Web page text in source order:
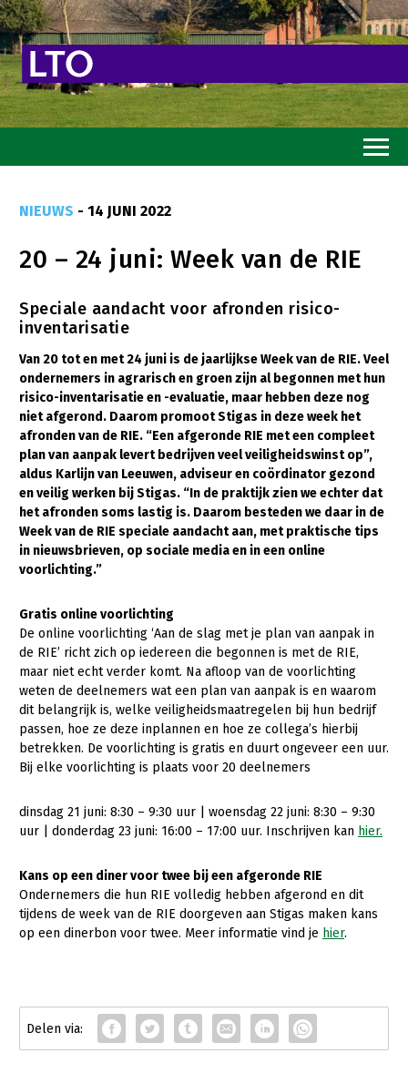
Goed eten
Mooi groen
Sterk ondernemerschap
Transitiepaden
Thema’s
Gezonde planten
Gezonde dieren
Natuur, klimaat en energie
Bodem en water
Platteland en omgeving
Internationaal
Sectoren
Dier
Biologische Landbouw
Geitenhouderij
Kalverhouderij
Konijnenhouderij
Melkveehouderij
Paardenhouderij
Pluimveehouderij
Varkenshouderij
Vleesveehouderij
Plant
Biologische Landbouw
Bollenteelt
Bomen, vaste planten en zomerbloemen
Fruitteelt
Glastuinbouw
Vollegrondsgroente
Multifunctionele landbouw
Multifunctioneel
Vrouw en Bedrijf
Onderwerpen
Nieuwsabonnement
Webinars
Mensen
NIEUWS - 14 JUNI 2022
20 – 24 juni: Week van de RIE
Speciale aandacht voor afronden risico-
inventarisatie
Van 20 tot en met 24 juni is de jaarlijkse Week van de RIE. Veel
ondernemers in agrarisch en groen zijn al begonnen met hun
risico-inventarisatie en -evaluatie, maar hebben deze nog
niet afgerond. Daarom promoot Stigas in deze week het
afronden van de RIE. “Een afgeronde RIE met een compleet
plan van aanpak levert bedrijven veel veiligheidswinst op”,
aldus Karlijn van Leeuwen, adviseur en coördinator gezond
en veilig werken bij Stigas. “In de praktijk zien we echter dat
het afronden soms lastig is. Daarom besteden we daar in de
Week van de RIE speciale aandacht aan, met praktische tips
in nieuwsbrieven, op sociale media en in een online
voorlichting.”
Gratis online voorlichting
De online voorlichting ‘Aan de slag met je plan van aanpak in
de RIE’ richt zich op iedereen die begonnen is met de RIE,
maar niet echt verder komt. Na afloop van de voorlichting
weten de deelnemers wat een plan van aanpak is en waarom
dit belangrijk is, welke veiligheidsmaatregelen bij hun bedrijf
passen, hoe ze deze inplannen en hoe ze collega’s hierbij
betrekken. De voorlichting is gratis en duurt ongeveer een uur.
Bij elke voorlichting is plaats voor 20 deelnemers
dinsdag 21 juni: 8:30 – 9:30 uur | woensdag 22 juni: 8:30 – 9:30
uur | donderdag 23 juni: 16:00 – 17:00 uur. Inschrijven kan hier.
Kans op een diner voor twee bij een afgeronde RIE
Ondernemers die hun RIE volledig hebben afgerond en dit
tijdens de week van de RIE doorgeven aan Stigas maken kans
op een dinerbon voor twee. Meer informatie vind je hier.